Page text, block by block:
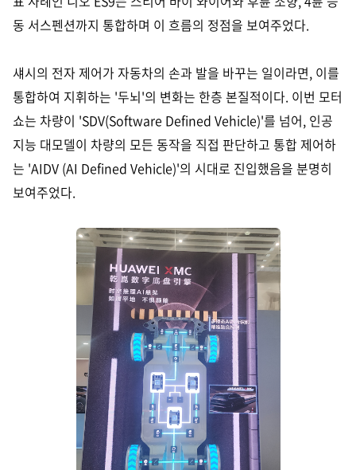
동 서스펜션까지 통합하며 이 흐름의 정점을 보여주었다.
섀시의 전자 제어가 자동차의 손과 발을 바꾸는 일이라면, 이를
통합하여 지휘하는 '두뇌'의 변화는 한층 본질적이다. 이번 모터
쇼는 차량이 'SDV(Software Defined Vehicle)'를 넘어, 인공
지능 대모델이 차량의 모든 동작을 직접 판단하고 통합 제어하
는 'AIDV (AI Defined Vehicle)'의 시대로 진입했음을 분명히
보여주었다.